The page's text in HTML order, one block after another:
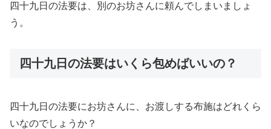
四十九日の法要は、別のお坊さんに頼んでしまいましょ
う。
四十九日の法要はいくら包めばいいの？
四十九日の法要にお坊さんに、お渡しする布施はどれくら
いなのでしょうか？